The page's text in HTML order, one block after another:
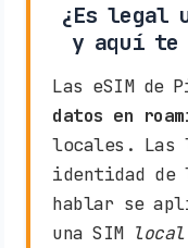
¿Es legal
y aquí te
Las eSIM de
datos en
locales. Las
identidad de
hablar se
una SIM local